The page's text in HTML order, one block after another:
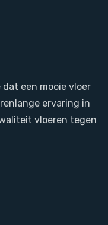
een mooie vloer
ervaring in
vloeren tegen